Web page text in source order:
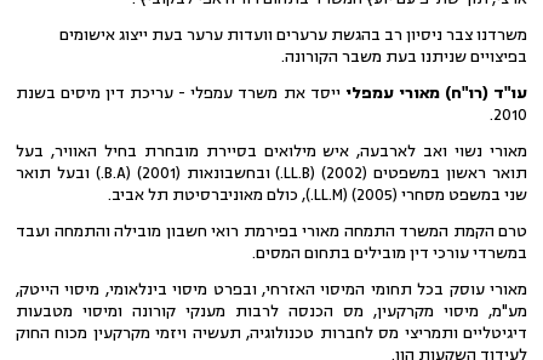
משרדנו צבר ניסיון רב בהגשת ערערים וועדות ערער בעת ייצוג אישומים
בפיצויים שניתנו בעת משבר הקורונה.
עו"ד (רו"ח) מאורי עמפלי ייסד את משרד עמפלי - עריכת דין מיסים בשנת
2010.
מאורי נשוי ואב לארבעה, איש מילואים בסיירת מובחרת בחיל האוויר, בעל
תואר ראשון במשפטים (2002) (LL.B.) ובחשבונאות (2001) (B.A.) ובעל תואר
שני במשפט מסחרי (2005) (LL.M.), כולם מאוניברסיטת תל אביב.
טרם הקמת המשרד התמחה מאורי בפירמת רואי חשבון מובילה והתמחה ועבד
במשרדי עורכי דין מובילים בתחום המסים.
מאורי עוסק בכל תחומי המיסוי האזרחי, ובפרט מיסוי בינלאומי, מיסוי הייטק,
מע"מ, מיסוי מקרקעין, מס הכנסה לרבות מענקי קורונה ומיסוי מטבעות
דיגיטליים ותמריצי מס לחברות טכנולוגיה, תעשיה ויזמי מקרקעין מכוח החוק
לעידוד השקעות הון.